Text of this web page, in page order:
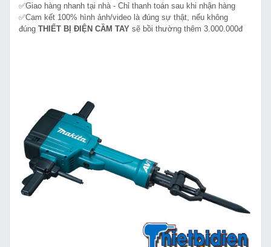
✅Giao hàng nhanh tại nhà - Chỉ thanh toán sau khi nhận hàng
✅Cam kết 100% hình ảnh/video là đúng sự thật, nếu không
đúng THIẾT BỊ ĐIỆN CẦM TAY sẽ bồi thường thêm 3.000.000đ